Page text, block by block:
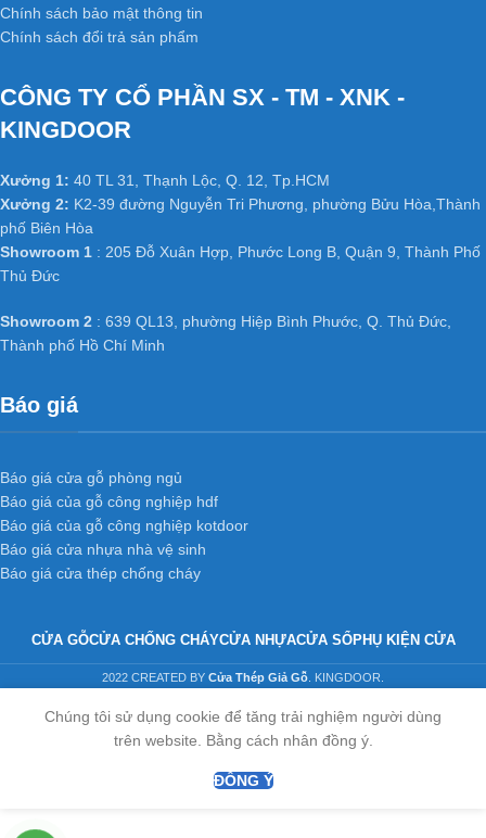
Chính sách bảo mật thông tin
Chính sách đổi trả sản phẩm
CÔNG TY CỔ PHẦN SX - TM - XNK -
KINGDOOR
Xưởng 1: 40 TL 31, Thạnh Lộc, Q. 12, Tp.HCM
Xưởng 2: K2-39 đường Nguyễn Tri Phương, phường Bửu Hòa,Thành
phố Biên Hòa
Showroom 1 : 205 Đỗ Xuân Hợp, Phước Long B, Quận 9, Thành Phố
Thủ Đức
Showroom 2 : 639 QL13, phường Hiệp Bình Phước, Q. Thủ Đức,
Thành phố Hồ Chí Minh
Báo giá
Báo giá cửa gỗ phòng ngủ
Báo giá của gỗ công nghiệp hdf
Báo giá của gỗ công nghiệp kotdoor
Báo giá cửa nhựa nhà vệ sinh
Báo giá cửa thép chống cháy
CỬA GỖCỬA CHỐNG CHÁYCỬA NHỰACỬA SỔPHỤ KIỆN CỬA
2022 CREATED BY Cửa Thép Giả Gỗ . KINGDOOR.
Chúng tôi sử dụng cookie để tăng trải nghiệm người dùng
trên website. Bằng cách nhân đồng ý.
ĐỒNG Ý